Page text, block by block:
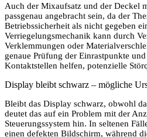
Auch der Mixaufsatz und der Deckel
passgenau angebracht sein, da der
Betriebssicherheit als nicht gegeben
Verriegelungsmechanik kann durch
Verklemmungen oder
genaue Prüfung der Einrastpunkte
Kontaktstellen helfen, potenzielle
Display bleibt schwarz – mögliche
Bleibt das Display schwarz, obwohl
deutet das auf ein Problem mit der
Steuerungssystem hin. In seltenen
einen defekten Bildschirm, während